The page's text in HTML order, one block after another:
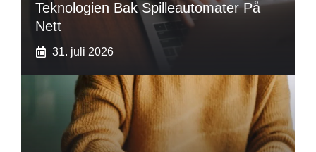
Teknologien Bak Spilleautomater På
Nett
31. juli 2026